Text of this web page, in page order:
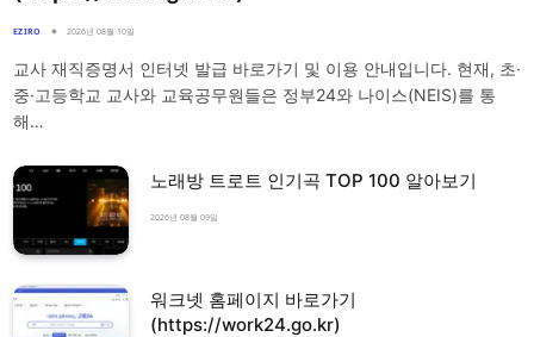
EZIRO 2026년 08월 10일
교사 재직증명서 인터넷 발급 바로가기 및 이용 안내입니다. 현재, 초·
중·고등학교 교사와 교육공무원들은 정부24와 나이스(NEIS)를 통
해…
노래방 트로트 인기곡 TOP 100 알아보기
2026년 08월 09일
워크넷 홈페이지 바로가기
(https://work24.go.kr)